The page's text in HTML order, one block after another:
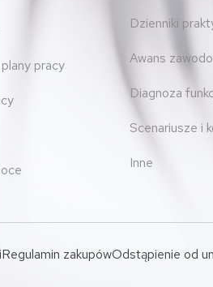
pracy
Dzienniki
Awans
Diagnoza
Scenariusze i
Inne
Regulamin zakupówOdstąpienie od